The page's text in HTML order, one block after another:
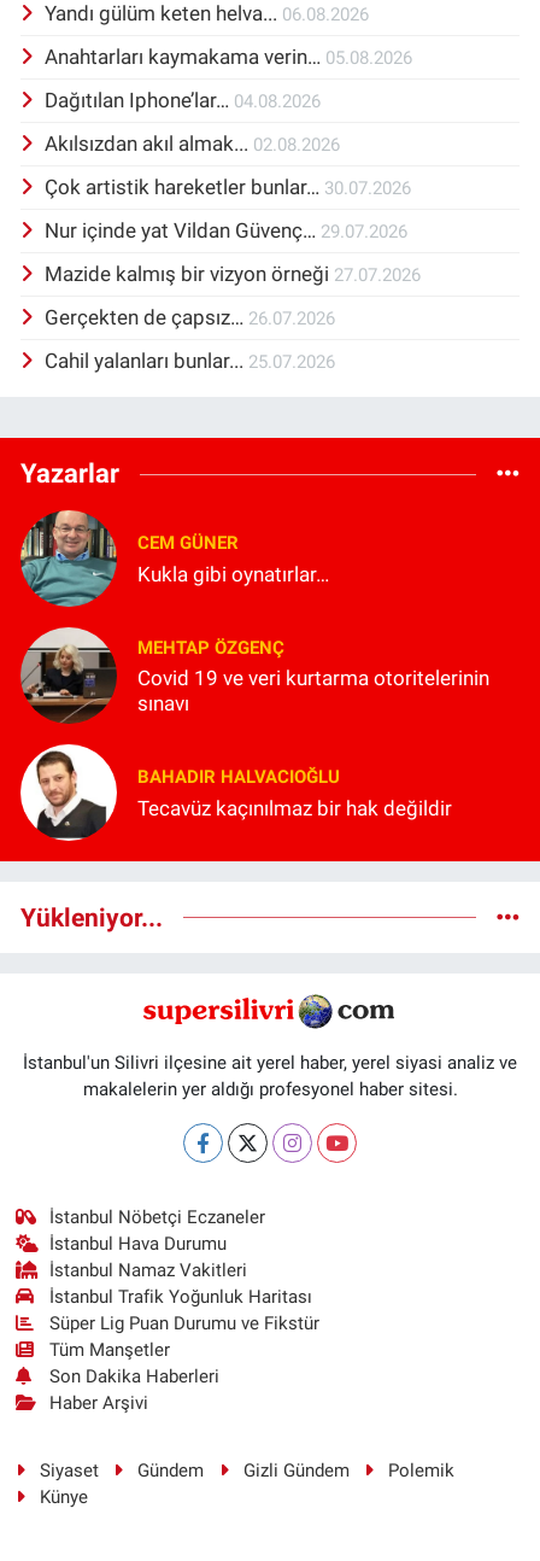
Yandı gülüm keten helva... 06.08.2026
Anahtarları kaymakama verin… 05.08.2026
Dağıtılan Iphone’lar… 04.08.2026
Akılsızdan akıl almak... 02.08.2026
Çok artistik hareketler bunlar… 30.07.2026
Nur içinde yat Vildan Güvenç… 29.07.2026
Mazide kalmış bir vizyon örneği 27.07.2026
Gerçekten de çapsız… 26.07.2026
Cahil yalanları bunlar... 25.07.2026
Yazarlar
CEM GÜNER
Kukla gibi oynatırlar…
MEHTAP ÖZGENÇ
Covid 19 ve veri kurtarma otoritelerinin
sınavı
BAHADIR HALVACIOĞLU
Tecavüz kaçınılmaz bir hak değildir
Yükleniyor...
İstanbul'un Silivri ilçesine ait yerel haber, yerel siyasi analiz ve
makalelerin yer aldığı profesyonel haber sitesi.
İstanbul Nöbetçi Eczaneler
İstanbul Hava Durumu
İstanbul Namaz Vakitleri
İstanbul Trafik Yoğunluk Haritası
Süper Lig Puan Durumu ve Fikstür
Tüm Manşetler
Son Dakika Haberleri
Haber Arşivi
Siyaset Gündem Gizli Gündem
Polemik
Künye